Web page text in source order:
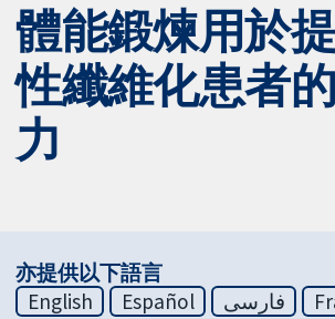
體能鍛煉用於
性纖維化患者
力
亦提供以下語言
English
Español فارسی